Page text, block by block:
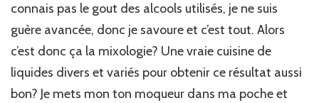
connais pas le gout des alcools utilisés, je ne suis
guère avancée, donc je savoure et c’est tout. Alors
c’est donc ça la mixologie? Une vraie cuisine de
liquides divers et variés pour obtenir ce résultat aussi
bon? Je mets mon ton moqueur dans ma poche et